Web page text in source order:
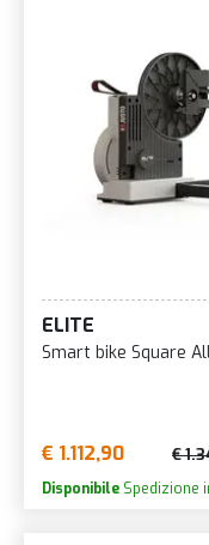
ELITE
Smart bike Square
€ 1.112,90 €
Disponibile Spedizione